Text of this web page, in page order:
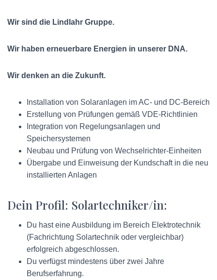
Wir sind die Lindlahr Gruppe.
Wir haben erneuerbare Energien in unserer DNA.
Wir denken an die Zukunft.
Installation von Solaranlagen im AC- und DC-Bereich
Erstellung von Prüfungen gemäß VDE-Richtlinien
Integration von Regelungsanlagen und
Speichersystemen
Neubau und Prüfung von Wechselrichter-Einheiten
Übergabe und Einweisung der Kundschaft in die neu
installierten Anlagen
Dein Profil: Solartechniker/in:
Du hast eine Ausbildung im Bereich Elektrotechnik
(Fachrichtung Solartechnik oder vergleichbar)
erfolgreich abgeschlossen.
Du verfügst mindestens über zwei Jahre
Berufserfahrung.